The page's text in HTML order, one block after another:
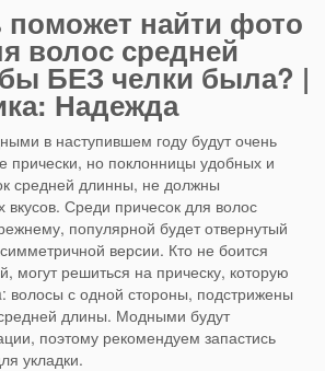
поможет найти фото
волос средней
БЕЗ челки была? |
Надежда
в наступившем году будут очень
прически, но поклонницы удобных и
средней длинны, не должны
вкусов. Среди причесок для волос
популярной будет отвернутый
версии. Кто не боится
могут решиться на прическу, которую
волосы с одной стороны, подстрижены
длины. Модными будут
поэтому рекомендуем запастись
укладки.